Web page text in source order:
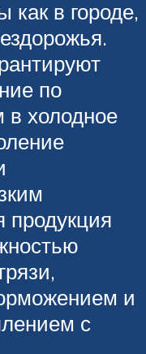
как в городе,
по
в холодное
продукция
и
с